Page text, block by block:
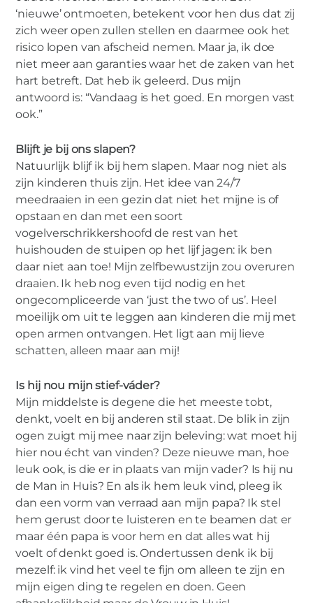
‘nieuwe’ ontmoeten, betekent voor hen dus dat zij
zich weer open zullen stellen en daarmee ook het
risico lopen van afscheid nemen. Maar ja, ik doe
niet meer aan garanties waar het de zaken van het
hart betreft. Dat heb ik geleerd. Dus mijn
antwoord is: “Vandaag is het goed. En morgen vast
ook.”
Blijft je bij ons slapen?
Natuurlijk blijf ik bij hem slapen. Maar nog niet als
zijn kinderen thuis zijn. Het idee van 24/7
meedraaien in een gezin dat niet het mijne is of
opstaan en dan met een soort
vogelverschrikkershoofd de rest van het
huishouden de stuipen op het lijf jagen: ik ben
daar niet aan toe! Mijn zelfbewustzijn zou overuren
draaien. Ik heb nog even tijd nodig en het
ongecompliceerde van ‘just the two of us’. Heel
moeilijk om uit te leggen aan kinderen die mij met
open armen ontvangen. Het ligt aan mij lieve
schatten, alleen maar aan mij!
Is hij nou mijn stief-váder?
Mijn middelste is degene die het meeste tobt,
denkt, voelt en bij anderen stil staat. De blik in zijn
ogen zuigt mij mee naar zijn beleving: wat moet hij
hier nou écht van vinden? Deze nieuwe man, hoe
leuk ook, is die er in plaats van mijn vader? Is hij nu
de Man in Huis? En als ik hem leuk vind, pleeg ik
dan een vorm van verraad aan mijn papa? Ik stel
hem gerust door te luisteren en te beamen dat er
maar één papa is voor hem en dat alles wat hij
voelt of denkt goed is. Ondertussen denk ik bij
mezelf: ik vind het veel te fijn om alleen te zijn en
mijn eigen ding te regelen en doen. Geen